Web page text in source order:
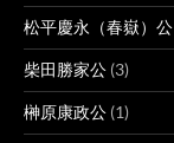
松平慶永（春嶽）公
柴田勝家公 (3)
榊原康政公 (1)